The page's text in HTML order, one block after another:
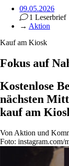
09.05.2026
1 Leserbrief
→ Aktion
Kauf am Kiosk
Fokus auf
Kostenlose
nächsten
kauf am
Von Aktion und
Foto: instagram.com/